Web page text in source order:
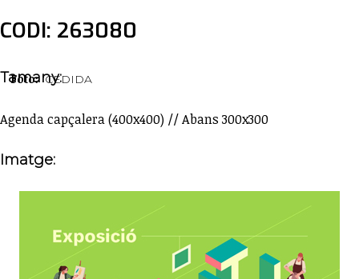
CODI: 263080
Foto: CEDIDA
Tamany:
Agenda capçalera (400x400) // Abans 300x300
Imatge: